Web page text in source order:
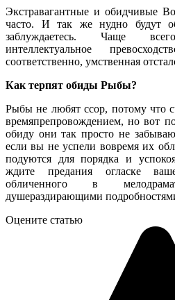
Экстравагантные и обидчивые
часто. И так же нудно будут
заблуждаетесь. Чаще всего
интеллектуальное
соответственно, умственная
Как терпят обиды Рыбы?
Рыбы не любят ссор, потому что
времяпрепровождением,но вот
обиду они так просто не
если вы не успели вовремя их
подуются
для порядка и
ждите
предания огласке
обличенного
в
душераздирающими
Оцените статью